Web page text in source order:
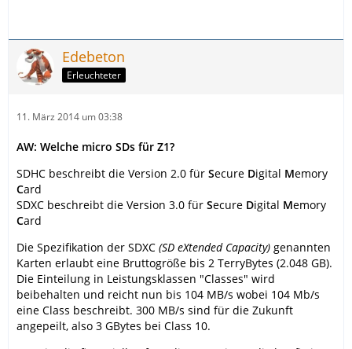
Edebeton
Erleuchteter
11. März 2014 um 03:38
AW: Welche micro SDs für Z1?
SDHC beschreibt die Version 2.0 für Secure Digital Memory
Card
SDXC beschreibt die Version 3.0 für Secure Digital Memory
Card
Die Spezifikation der SDXC (SD eXtended Capacity) genannten
Karten erlaubt eine Bruttogröße bis 2 TerryBytes (2.048 GB).
Die Einteilung in Leistungsklassen "Classes" wird
beibehalten und reicht nun bis 104 MB/s wobei 104 Mb/s
eine Class beschreibt. 300 MB/s sind für die Zukunft
angepeilt, also 3 GBytes bei Class 10.